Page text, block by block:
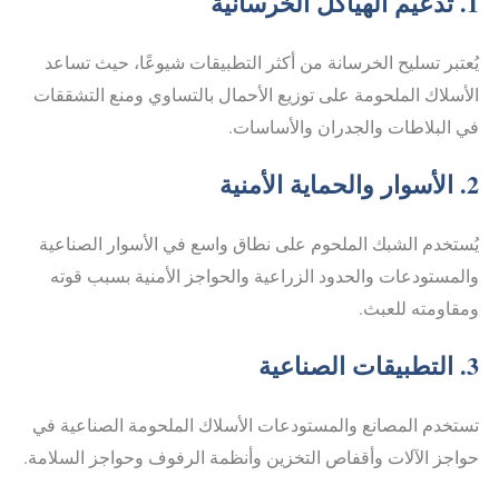
يُعتبر تسليح الخرسانة من أكثر التطبيقات شيوعًا، حيث تساعد
الأسلاك الملحومة على توزيع الأحمال بالتساوي ومنع التشققات
في البلاطات والجدران والأساسات.
2. الأسوار والحماية الأمنية
يُستخدم الشبك الملحوم على نطاق واسع في الأسوار الصناعية
والمستودعات والحدود الزراعية والحواجز الأمنية بسبب قوته
ومقاومته للعبث.
3. التطبيقات الصناعية
تستخدم المصانع والمستودعات الأسلاك الملحومة الصناعية في
حواجز الآلات وأقفاص التخزين وأنظمة الرفوف وحواجز السلامة.